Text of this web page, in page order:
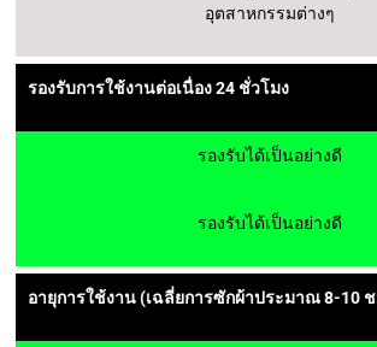
อุตสาหกรรมต่างๆ
รองรับการใช้งานต่อเนื่อง 24 ชั่วโมง
รองรับได้เป็นอย่างดี
รองรับได้เป็นอย่างดี
อายุการใช้งาน (เฉลี่ยการซักผ้าประมาณ 8-10